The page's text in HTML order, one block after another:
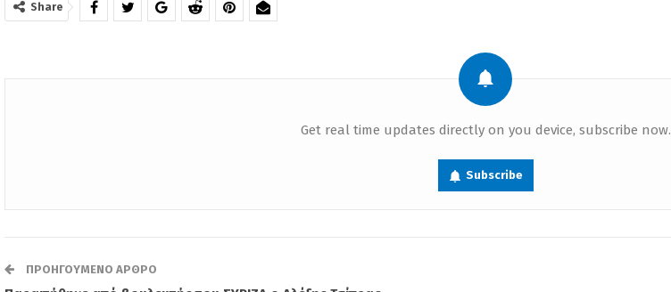
Share
Get real time updates directly on you device, subscribe now.
Subscribe
ΠΡΟΗΓΟΎΜΕΝΟ ΆΡΘΡΟ